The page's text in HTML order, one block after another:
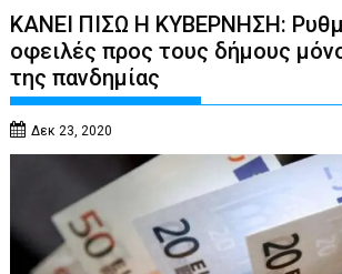
ΚΑΝΕΙ ΠΙΣΩ Η ΚΥΒΕΡΝΗΣΗ:
οφειλές προς τους δήμους
της πανδημίας
Δεκ 23, 2020